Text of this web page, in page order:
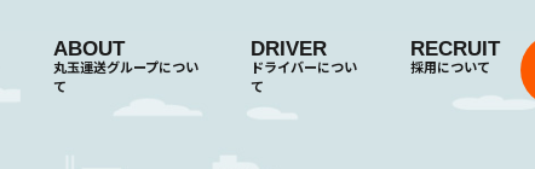
ABOUT
丸玉運送グループについ
て
DRIVER
ドライバーについ
て
RECRUIT
採用について